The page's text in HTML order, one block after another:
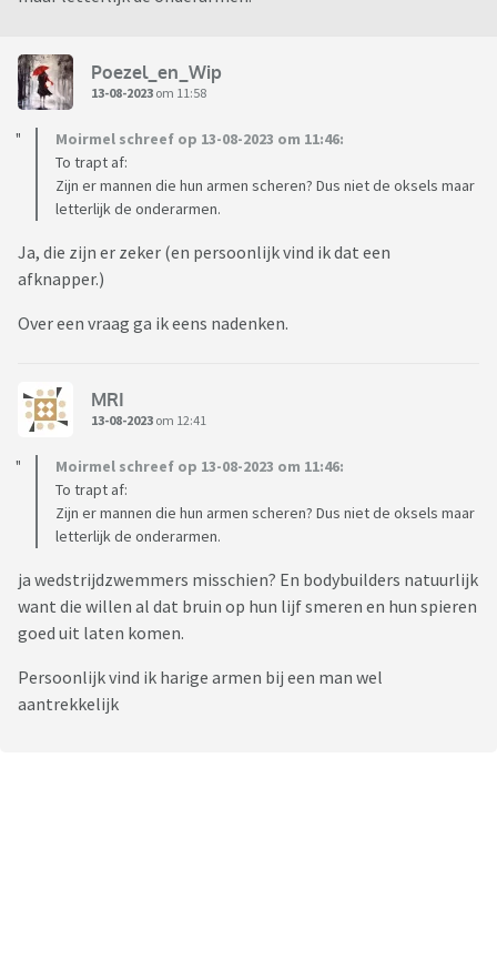
Poezel_en_Wip
13-08-2023 om 11:58
Moirmel schreef op 13-08-2023 om 11:46:
To trapt af:
Zijn er mannen die hun armen scheren? Dus niet de oksels maar
letterlijk de onderarmen.
Ja, die zijn er zeker (en persoonlijk vind ik dat een
afknapper.)
Over een vraag ga ik eens nadenken.
MRI
13-08-2023 om 12:41
Moirmel schreef op 13-08-2023 om 11:46:
To trapt af:
Zijn er mannen die hun armen scheren? Dus niet de oksels maar
letterlijk de onderarmen.
ja wedstrijdzwemmers misschien? En bodybuilders natuurlijk
want die willen al dat bruin op hun lijf smeren en hun spieren
goed uit laten komen.
Persoonlijk vind ik harige armen bij een man wel
aantrekkelijk